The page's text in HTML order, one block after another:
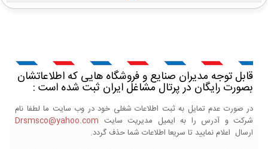
قابل توجه مدیران صنایع و فروشگاه هایی که اطلاعاتشان
بصورت رایگان در پرتال مشاغل ایران ثبت شده است :
در صورت عدم تمایل به ثبت اطلاعات شغلی خود در وب سایت ما لطفا نام
شرکت و آدرس را به ایمیل مدیریت سایت Drsmsco@yahoo.com
ارسال اعلام نمایید تا سریعا اطلاعات شما حذف گردد.